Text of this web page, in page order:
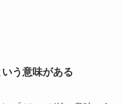
う意味がある